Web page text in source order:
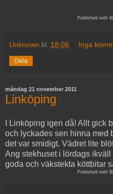
Published with
Unknown kl. 18:06 Inga
Dela
måndag 21 november 2011
Linköping
I Linköping igen då! Allt gick
och lyckades sen hinna med
det var smidigt. Vädret lite
Ang stekhuset i lördags
goda och väkstekta köttbitar
Published with